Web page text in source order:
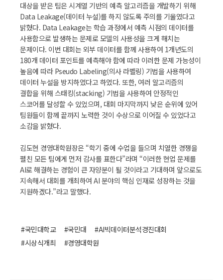
대상을 받은 팀은 시계열 기반의 예측 알고리즘을 개발하기 위해
Data Leakage(데이터 누설)를 하지 않도록 주의를 기울였다고
밝혔다. Data Leakage는 학습 과정에서 예측 시점의 데이터를
사용함으로 발생하는 문제로 모델의 사용성을 크게 해치는
문제이다. 이번 대회는 외부 데이터를 함께 사용하여 1개년도의
180개 데이터 포인트를 예측해야 함에 따라 이러한 문제 가능성이
높음에 따라 Pseudo Labeling(의사 라벨링) 기법을 사용하여
데이터 누설을 방지하였다고 하였다. 또한, 여러 알고리즘의
결합을 위해 스태킹(stacking) 기법을 사용하여 안정적인
스코어를 달성할 수 있었으며, 대회 마지막까지 낮은 순위에 있어
팀원들이 함께 끝까지 노력한 것이 수상으로 이어질 수 있었다고
소감을 밝혔다.
김도현 경영대학원장은 “학기 중에 수업을 들으며 치열한 경쟁을
펼친 모든 팀에게 먼저 감사를 표한다”라며 “이러한 현업 문제를
AI로 해결하는 경험이 큰 자양분이 될 것이라고 기대하며 앞으로도
지속해서 대회를 개최하여 AI 분야의 핵심 인재로 성장하는 것을
지원하겠다.”라고 말했다.
#국민대학교 #국민대
#AI빅데이터분석경진대회
#시상식개최
#경영대학원